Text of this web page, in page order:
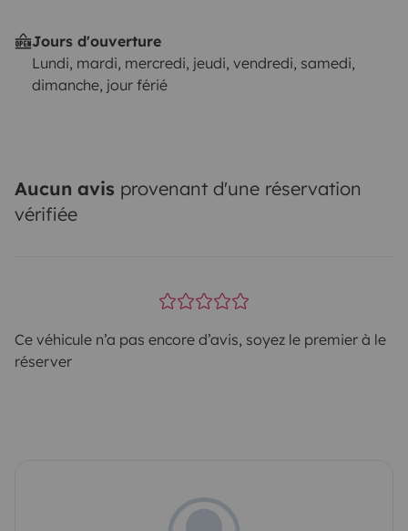
Jours d'ouverture
Lundi, mardi, mercredi, jeudi, vendredi, samedi,
dimanche, jour férié
Aucun avis provenant d'une réservation
vérifiée
Ce véhicule n’a pas encore d’avis, soyez le premier à le
réserver